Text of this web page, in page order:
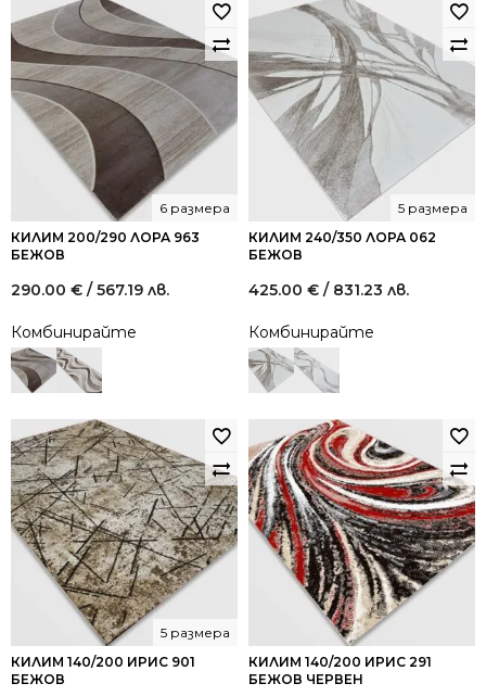
КИЛИМ 200/290 ЛОРА 963
БЕЖОВ
6 размера
290.00 € / 567.19 лв.
Комбинирайте
КИЛИМ 240/350 ЛОРА 062
БЕЖОВ
5 размера
425.00 € / 831.23 лв.
Комбинирайте
КИЛИМ 140/200 ИРИС 901
БЕЖОВ
5 размера
КИЛИМ 140/200 ИРИС 291
БЕЖОВ ЧЕРВЕН